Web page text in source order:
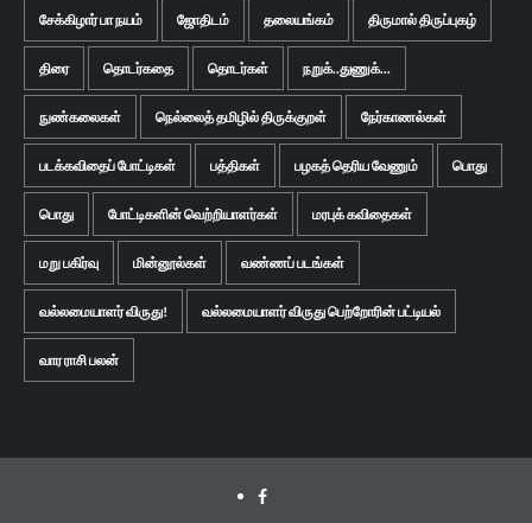
சேக்கிழார் பா நயம் ஜோதிடம் தலையங்கம் திருமால் திருப்புகழ்
திரை தொடர்கதை தொடர்கள் நறுக்..துணுக்...
நுண்கலைகள் நெல்லைத் தமிழில் திருக்குறள் நேர்காணல்கள்
படக்கவிதைப் போட்டிகள் பத்திகள் பழகத் தெரிய வேணும் பொது
பொது போட்டிகளின் வெற்றியாளர்கள் மரபுக் கவிதைகள்
மறு பகிர்வு மின்னூல்கள் வண்ணப் படங்கள்
வல்லமையாளர் விருது! வல்லமையாளர் விருது பெற்றோரின் பட்டியல்
வார ராசி பலன்
Facebook